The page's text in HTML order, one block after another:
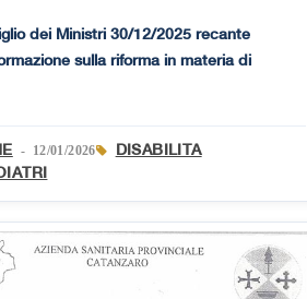
dei Ministri 30/12/2025 recante
sulla riforma in materia di
- 12/01/2026
DISABILITA